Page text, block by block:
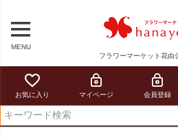
MENU
フラワーマーケット花由
お気に入り マイページ 会員登録